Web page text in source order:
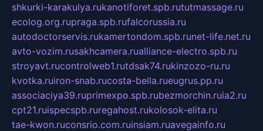
shkurki-karakulya.rukanotiforet.spb.rututmassage.ru
ecolog.org.rupraga.spb.rufalcorussia.ru
autodoctorservis.rukamertondom.spb.runet-life.net.ru
avto-vozim.rusakhcamera.rualliance-electro.spb.ru
stroyavt.rucontrolweb1.rutdsak74.rukinzozo-ru.ru
kvotka.ruiron-snab.rucosta-bella.rueugrus.pp.ru
associaciya39.ruprimexpo.spb.rubezmorchin.ruia2.ru
cpt21.ruispecspb.ruregahost.rukolosok-elita.ru
tae-kwon.ruconsrio.com.ruinsiam.ruavegainfo.ru